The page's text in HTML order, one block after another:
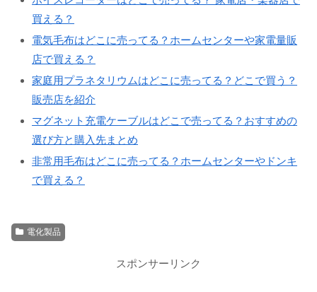
買える？
電気毛布はどこに売ってる？ホームセンターや家電量販
店で買える？
家庭用プラネタリウムはどこに売ってる？どこで買う？
販売店を紹介
マグネット充電ケーブルはどこで売ってる？おすすめの
選び方と購入先まとめ
非常用毛布はどこに売ってる？ホームセンターやドンキ
で買える？
電化製品
スポンサーリンク